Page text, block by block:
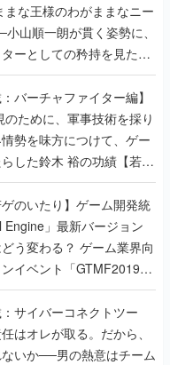
まな王様のわがままなニー
山順一朗が貫く姿勢に、
ーとしての矜持を見た
終回】
バーチャファイター編】
のために、軍事技術を採り
勢を味方につけて、ゲー
した鈴木 裕の功績【若ゲ
ゲのいたり】ゲーム開発統
」最新バージョン
う変わる？ ゲーム業界向
イベント「GTMF2019」
解を深めよう【PR】
：サイバーコネクトツー
はオレが取る。だから、
いか──男の熱意はチーム